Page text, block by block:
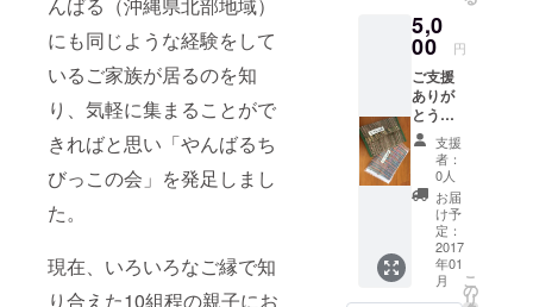
んばる（沖縄県北部地域）
にも同じような経験をして
いるご家族が居るのを知
り、気軽に集まることがで
きればと思い「やんばるち
びっこの会」を発足しまし
た。
現在、いろいろなご縁で知
り合えた10組程の親子にお
5,0
00 円
ご支援
ありが
とうご
ざいま
す！ 協
働作業
所ぬぶ
てぃー
だ 手作
ティッ
支援
者：
0人
お届
け予
定：
2017
年01
月
こ
の
リ